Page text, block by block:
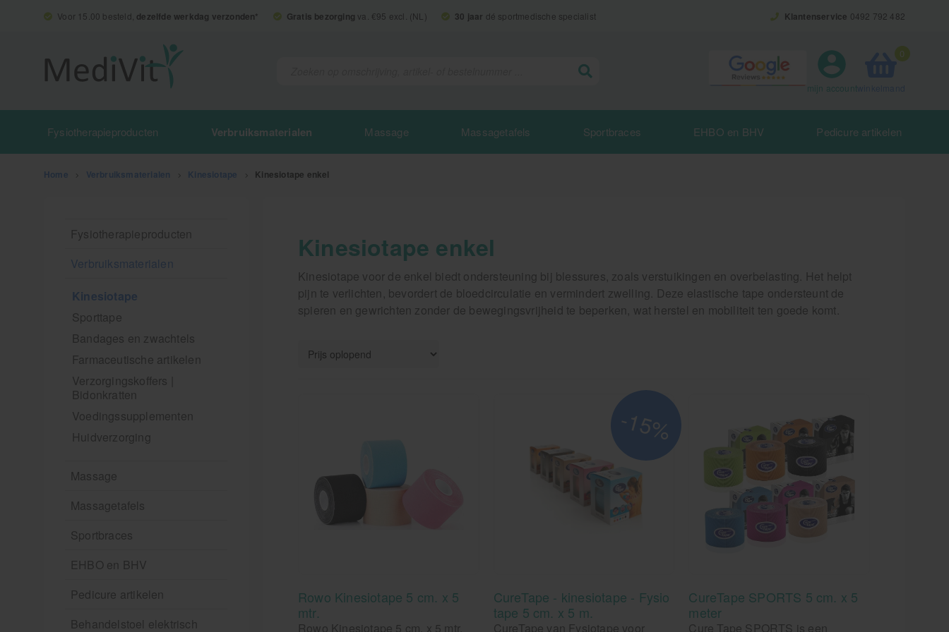
Voor 15.00 besteld, dezelfde werkdag verzonden* Gratis bezorging va. €95 excl. (NL) 30 jaar dé sportmedische specialist Klantenservice 0492 792 482
0
mijn account
Fysiotherapieproducten Verbruiksmaterialen Massage Massagetafels Sportbraces EHBO en BHV Pedicure artikelen
Home Verbruiksmaterialen Kinesiotape Kinesiotape enkel
Fysiotherapieproducten
Verbruiksmaterialen
Kinesiotape
Sporttape
Bandages en zwachtels
Farmaceutische artikelen
Verzorgingskoffers |
Bidonkratten
Voedingssupplementen
Huidverzorging
Massage
Massagetafels
Sportbraces
EHBO en BHV
Pedicure artikelen
Behandelstoel elektrisch
Kinesiotape enkel
Kinesiotape voor de enkel biedt ondersteuning bij blessures, zoals verstuikingen en overbelasting. Het helpt
pijn te verlichten, bevordert de bloedcirculatie en vermindert zwelling. Deze elastische tape ondersteunt de
spieren en gewrichten zonder de bewegingsvrijheid te beperken, wat herstel en mobiliteit ten goede komt.
Rowo Kinesiotape 5 cm. x 5
mtr.
Rowo Kinesiotape 5 cm. x 5 mtr.
-15%
CureTape - kinesiotape - Fysio
tape 5 cm. x 5 m.
CureTape van Fysiotape voor
CureTape SPORTS 5 cm. x 5
meter
Cure Tape SPORTS is een